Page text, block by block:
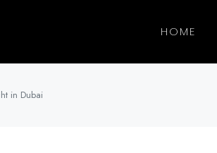
HOME
in Dubai